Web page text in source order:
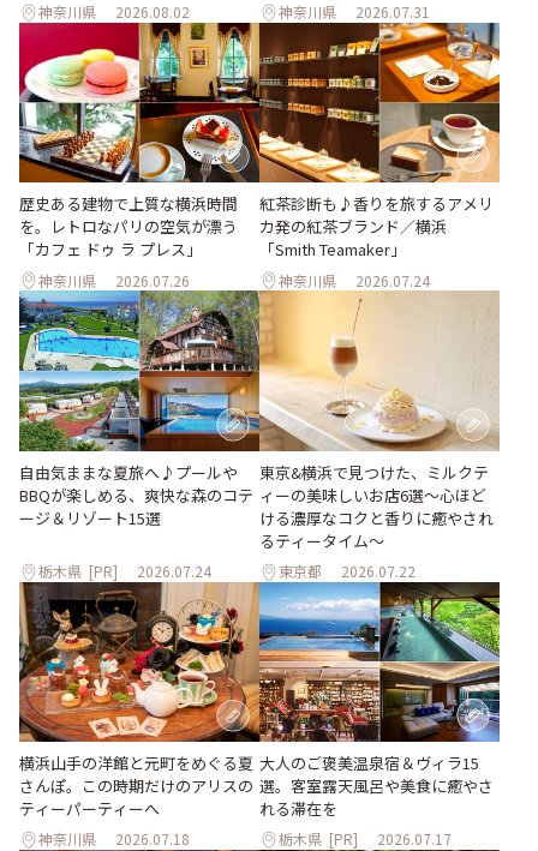
神奈川県 2026.08.02 神奈川県 2026.07.31
歴史ある建物で上質な横浜時間
を。レトロなパリの空気が漂う
「カフェ ドゥ ラ プレス」
神奈川県 2026.07.26
紅茶診断も♪香りを旅するアメリ
カ発の紅茶ブランド／横浜
「Smith Teamaker」
神奈川県 2026.07.24
自由気ままな夏旅へ♪プールや
BBQが楽しめる、爽快な森のコテ
ージ＆リゾート15選
栃木県 [PR] 2026.07.24
東京&横浜で見つけた、ミルクテ
ィーの美味しいお店6選～心ほど
ける濃厚なコクと香りに癒やされ
るティータイム～
東京都 2026.07.22
横浜山手の洋館と元町をめぐる夏
さんぽ。この時期だけのアリスの
ティーパーティーへ
神奈川県 2026.07.18
大人のご褒美温泉宿＆ヴィラ15
選。客室露天風呂や美食に癒やさ
れる滞在を
栃木県 [PR] 2026.07.17